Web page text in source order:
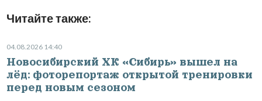
Читайте также:
04.08.2026 14:40
Новосибирский ХК «Сибирь» вышел на
лёд: фоторепортаж открытой тренировки
перед новым сезоном